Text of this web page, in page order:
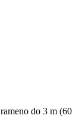
do 3 m (60